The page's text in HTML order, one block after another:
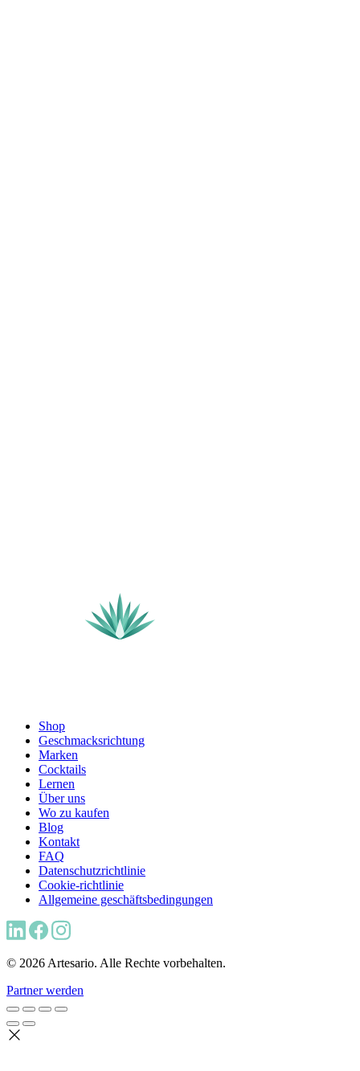
Shop
Geschmacksrichtung
Marken
Cocktails
Lernen
Über uns
Wo zu kaufen
Blog
Kontakt
FAQ
Datenschutzrichtlinie
Cookie-richtlinie
Allgemeine geschäftsbedingungen
© 2026 Artesario. Alle Rechte vorbehalten.
Partner werden